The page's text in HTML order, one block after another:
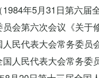
（1984年5月31日第六
员会第六次会议《关于
人民代表大会常务委员
国人民代表大会常务委